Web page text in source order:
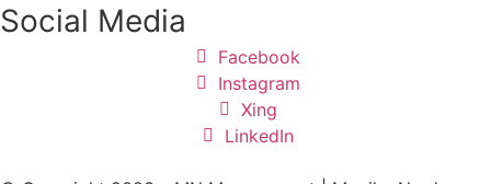
Social Media
Facebook
Instagram
Xing
LinkedIn